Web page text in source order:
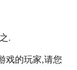
下载中心
在线留言
.
戏的玩家,请您